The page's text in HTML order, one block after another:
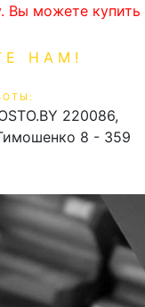
Вы можете
НАМ!
220086,
8 - 359